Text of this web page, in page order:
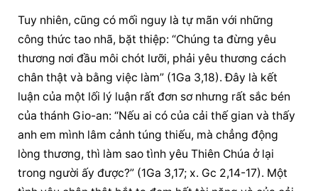
Tuy nhiên, cũng có mối nguy là tự mãn với những
công thức tao nhã, bặt thiệp: “Chúng ta đừng yêu
thương nơi đầu môi chót lưỡi, phải yêu thương cách
chân thật và bằng việc làm” (1Ga 3,18). Đây là kết
luận của một lối lý luận rất đơn sơ nhưng rất sắc bén
của thánh Gio-an: “Nếu ai có của cải thế gian và thấy
anh em mình lâm cảnh túng thiếu, mà chẳng động
lòng thương, thì làm sao tình yêu Thiên Chúa ở lại
trong người ấy được?” (1Ga 3,17; x. Gc 2,14-17). Một